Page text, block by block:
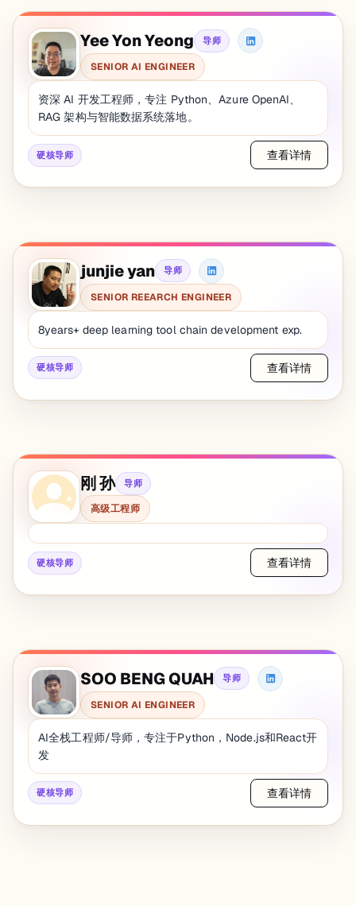
Yee Yon Yeong 导师
SENIOR AI ENGINEER
资深 AI 开发工程师，专注 Python、Azure OpenAI、
RAG 架构与智能数据系统落地。
硬核导师 查看详情
junjie yan 导师
SENIOR REEARCH ENGINEER
8years+ deep learning tool chain development exp.
硬核导师 查看详情
刚 孙 导师
高级工程师
硬核导师 查看详情
SOO BENG QUAH 导师
SENIOR AI ENGINEER
AI全栈工程师/导师，专注于Python，Node.js和React开
发
硬核导师 查看详情